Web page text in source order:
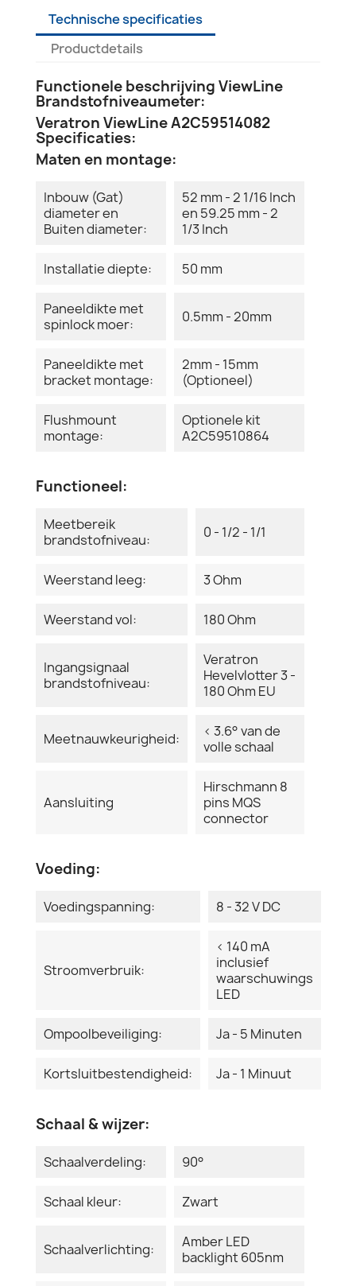
Technische specificaties
Productdetails
Functionele beschrijving ViewLine
Brandstofniveaumeter:
Veratron ViewLine A2C59514082
Specificaties:
Maten en montage:
Inbouw (Gat)
diameter en
Buiten diameter:
52 mm - 2 1/16 Inch
en 59.25 mm - 2
1/3 Inch
Installatie diepte: 50 mm
Paneeldikte met
spinlock moer:
0.5mm - 20mm
Paneeldikte met
bracket montage:
2mm - 15mm
(Optioneel)
Flushmount
montage:
Optionele kit
A2C59510864
Functioneel:
Meetbereik
brandstofniveau:
0 - 1/2 - 1/1
Weerstand leeg: 3 Ohm
Weerstand vol: 180 Ohm
Ingangsignaal
brandstofniveau:
Veratron
Hevelvlotter 3 -
180 Ohm EU
Meetnauwkeurigheid:
< 3.6° van de
volle schaal
Aansluiting
Hirschmann 8
pins MQS
connector
Voeding:
Voedingspanning: 8 - 32 V DC
Stroomverbruik:
< 140 mA
inclusief
waarschuwings
LED
Ompoolbeveiliging: Ja - 5 Minuten
Kortsluitbestendigheid: Ja - 1 Minuut
Schaal & wijzer:
Schaalverdeling: 90°
Schaal kleur: Zwart
Schaalverlichting:
Amber LED
backlight 605nm